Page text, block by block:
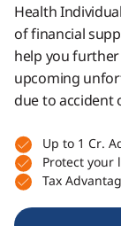
Health
of financial
help you
upcoming
due to accident
Up to 1 Cr.
Protect your
Tax